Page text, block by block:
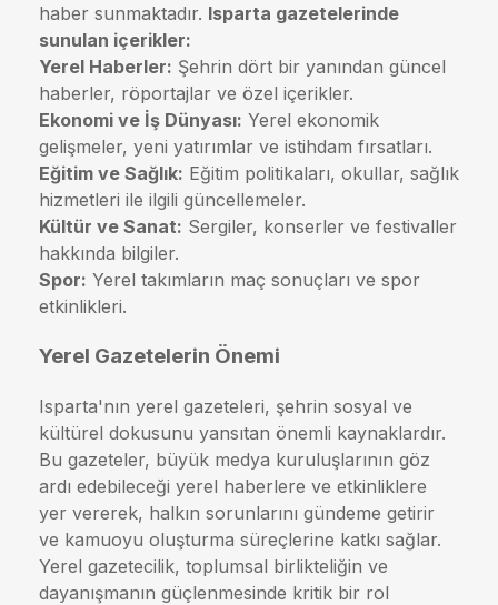
haber sunmaktadır. Isparta gazetelerinde
sunulan içerikler:
Yerel Haberler: Şehrin dört bir yanından güncel
haberler, röportajlar ve özel içerikler.
Ekonomi ve İş Dünyası: Yerel ekonomik
gelişmeler, yeni yatırımlar ve istihdam fırsatları.
Eğitim ve Sağlık: Eğitim politikaları, okullar, sağlık
hizmetleri ile ilgili güncellemeler.
Kültür ve Sanat: Sergiler, konserler ve festivaller
hakkında bilgiler.
Spor: Yerel takımların maç sonuçları ve spor
etkinlikleri.
Yerel Gazetelerin Önemi
Isparta'nın yerel gazeteleri, şehrin sosyal ve
kültürel dokusunu yansıtan önemli kaynaklardır.
Bu gazeteler, büyük medya kuruluşlarının göz
ardı edebileceği yerel haberlere ve etkinliklere
yer vererek, halkın sorunlarını gündeme getirir
ve kamuoyu oluşturma süreçlerine katkı sağlar.
Yerel gazetecilik, toplumsal birlikteliğin ve
dayanışmanın güçlenmesinde kritik bir rol